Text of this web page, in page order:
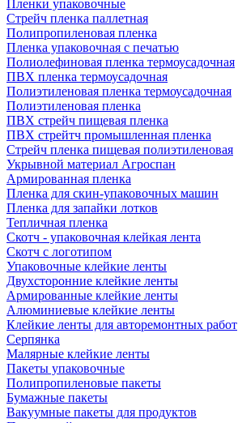
Пленки упаковочные
Стрейч пленка паллетная
Полипропиленовая пленка
Пленка упаковочная с печатью
Полиолефиновая пленка термоусадочная
ПВХ пленка термоусадочная
Полиэтиленовая пленка термоусадочная
Полиэтиленовая пленка
ПВХ стрейч пищевая пленка
ПВХ стрейтч промышленная пленка
Стрейч пленка пищевая полиэтиленовая
Укрывной материал Агроспан
Армированная пленка
Пленка для скин-упаковочных машин
Пленка для запайки лотков
Тепличная пленка
Скотч - упаковочная клейкая лента
Скотч с логотипом
Упаковочные клейкие ленты
Двухсторонние клейкие ленты
Армированные клейкие ленты
Алюминиевые клейкие ленты
Клейкие ленты для авторемонтных работ
Серпянка
Малярные клейкие ленты
Пакеты упаковочные
Полипропиленовые пакеты
Бумажные пакеты
Вакуумные пакеты для продуктов